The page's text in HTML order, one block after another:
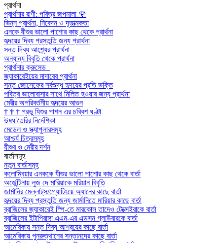
প্রার্থনা
প্রার্থনার রাণী: পবিত্র জপমালা 🌹
ভিন্ন প্রার্থনা, নিবেদন ও দূতাত্মকতা
এনকে যীশুর ভালো পাশোর কাছ থেকে প্রার্থনা
হৃদয়ের দিব্য প্রস্তুতি জন্য প্রার্থনা
সন্ত দিব্য আশ্র্যের প্রার্থনা
অন্যান্য বিবৃতি থেকে প্রার্থনা
প্রার্থনার ক্রুসেড
জ্যাকারেইয়ের মাদারের প্রার্থনা
সন্ত জোসেফের সর্বশুদ্ধ হৃদয়ের প্রতি ভক্তি
পবিত্র ভালোবাসার সাথে মিলিত হওয়ার জন্য প্রার্থনা
মেরীর অপরিবর্তনীয় হৃদয়ের আগুন
† † † প্রভু যিশুর পাশন এর চব্বিশ ঘণ্টা
উষধ তৈরির নির্দেশিকা
মেডেল ও স্ক্যাপুলারসমূহ
আশ্চর্য চিত্রসমূহ
যীশুর ও মেরীর দর্শন
বার্তাসমূহ
নতুন বার্তাসমূহ
কলোম্বিয়ার এনককে যীশুর ভালো পাশোর কাছ থেকে বার্তা
অর্জেন্টিনায় লুজ দে মারিয়াকে মরিয়ান বিবৃতি
জার্মানির মেল্লাট্‌স/গ্যোটিংয়ে অ্যানের কাছে বার্তা
হৃদয়ের দিব্য প্রস্তুতি জন্য জার্মানিতে মারিয়ার কাছে বার্তা
ব্রাজিলের জ্যাকারেই স্পি-তে মারকোস তাদেও টেক্সেইরাকে বার্তা
ব্রাজিলের ইটাপিরাঙ্গা এএম-এর এডসন গ্লাউবারকে বার্তা
আমেরিকায় সন্ত দিব্য আশ্রয়ের কাছে বার্তা
আমেরিকায় পুনরুত্থানের সন্তানদের কাছে বার্তা